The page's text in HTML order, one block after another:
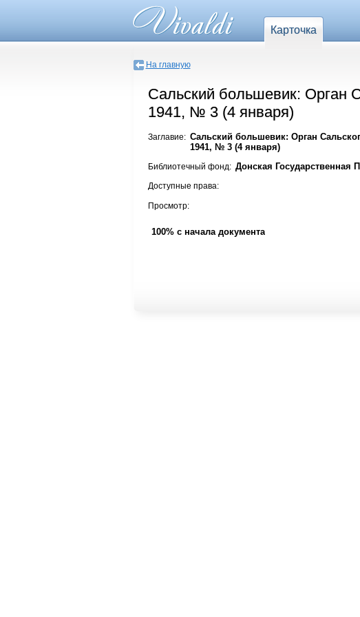
Карточка
На главную
Сальский большевик: Орган
1941, № 3 (4 января)
Заглавие: Сальский большевик: Орган
1941, № 3 (4 января)
Библиотечный фонд: Донская Государственная
Доступные права:
Просмотр:
100% с начала документа